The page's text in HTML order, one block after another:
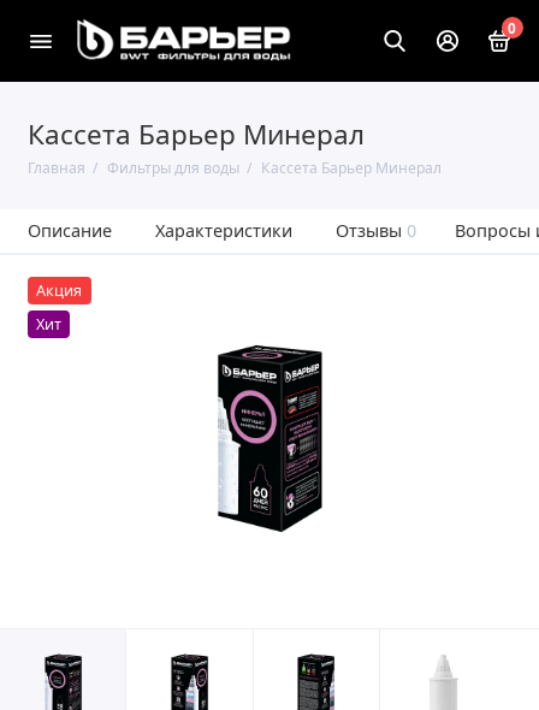
0
Кассета Барьер Минерал
Главная Фильтры для воды Кассета Барьер Минерал
Описание Характеристики Отзывы 0 Вопросы
Акция
Хит